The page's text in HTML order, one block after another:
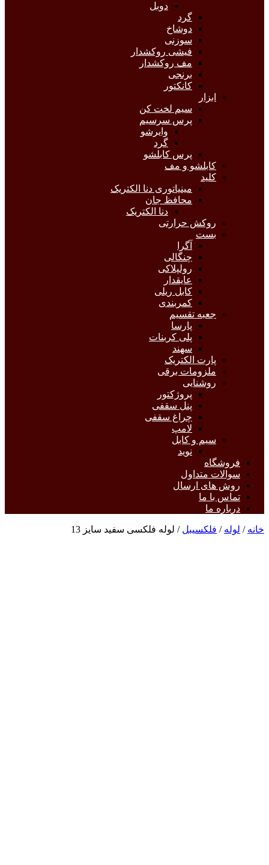
دوبل
گرد
دوشاخ
سوزنی
فیشی روکشدار
مف روکشدار
برنجی
کانکتور
ابزار
سیم لخت کن
پرس سرسیم
وایرشو
گرد
پرس کابلشو
کابلشو و مف
کلید
مینیاتوری دنا الکتریک
محافظ جان
دنا الکتریک
روکش حرارتی
بست
آگرا
چنگالی
رولپلاکی
عایقدار
کابل ریلی
کمربندی
جعبه تقسیم
پارسا
پلی کربنات
سهند
پارت الکتریک
ملزومات برقی
روشنایی
پروژکتور
پنل سقفی
چراغ سقفی
لامپ
سیم و کابل
نوید
فروشگاه
سوالات متداول
روش های ارسال
تماس با ما
درباره ما
خانه / لوله / فلکسیبل / لوله فلکسی سفید سایز 13